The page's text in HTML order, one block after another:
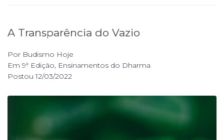
A Transparência do Vazio
Por Budismo Hoje
Em 9ª Edição, Ensinamentos do Dharma
Postou12/03/2022